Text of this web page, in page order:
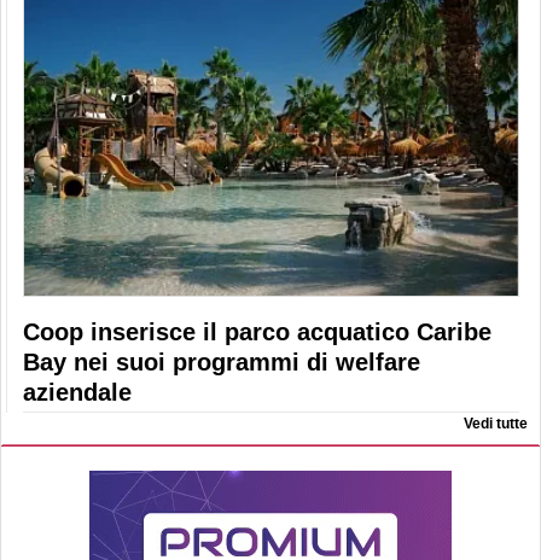
Coop inserisce il parco acquatico Caribe
Bay nei suoi programmi di welfare
aziendale
Vedi tutte